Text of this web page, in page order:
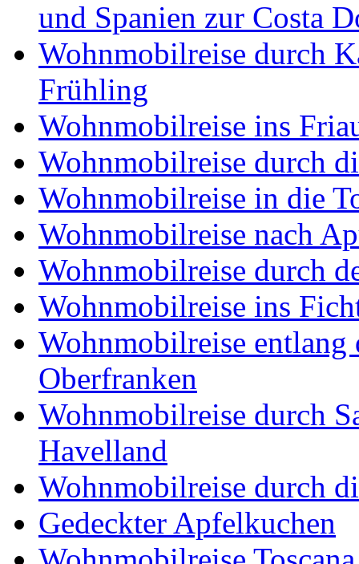
und Spanien zur Costa
Wohnmobilreise durch
Frühling
Wohnmobilreise ins
Wohnmobilreise durch
Wohnmobilreise in die
Wohnmobilreise nach
Wohnmobilreise durch
Wohnmobilreise ins
Wohnmobilreise
Oberfranken
Wohnmobilreise durch
Havelland
Wohnmobilreise durch
Gedeckter Apfelkuchen